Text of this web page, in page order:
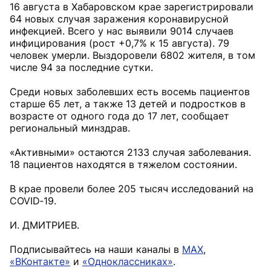
16 августа в Хабаровском крае зарегистрировали
64 новых случая заражения коронавирусной
инфекцией. Всего у нас выявили 9014 случаев
инфицирования (рост +0,7% к 15 августа). 79
человек умерли. Выздоровели 6802 жителя, в том
числе 94 за последние сутки.
Среди новых заболевших есть восемь пациентов
старше 65 лет, а также 13 детей и подростков в
возрасте от одного года до 17 лет, сообщает
региональный минздрав.
«Активными» остаются 2133 случая заболевания.
18 пациентов находятся в тяжелом состоянии.
В крае провели более 205 тысяч исследований на
COVID‑19.
И. ДМИТРИЕВ.
Подписывайтесь на наши каналы в MAX,
«ВКонтакте» и «Одноклассниках».